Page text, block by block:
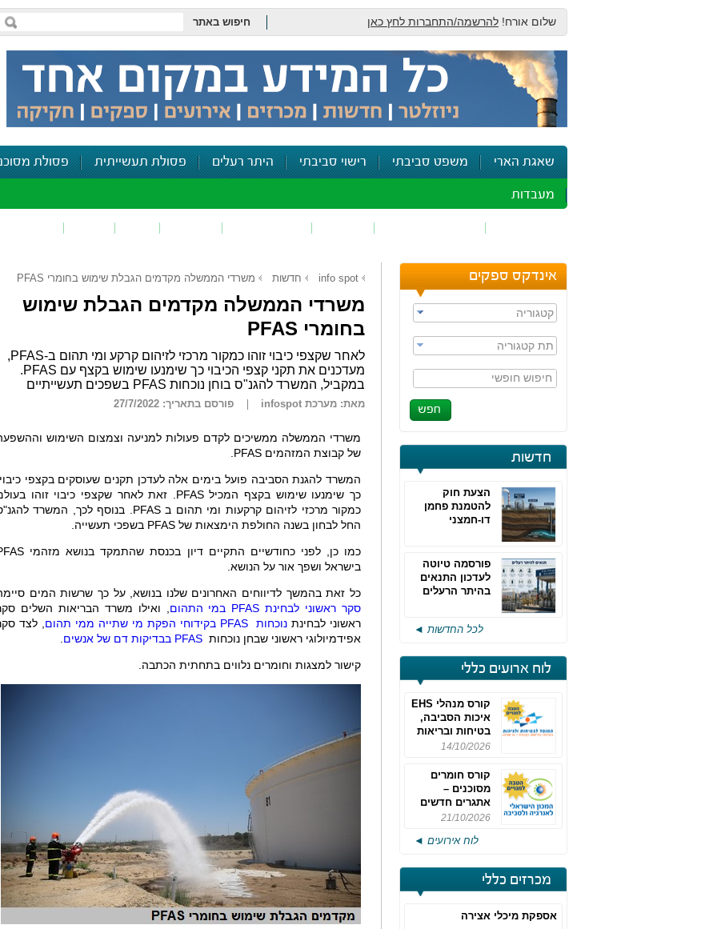
שלום אורח! להרשמה/התחברות לחץ כאן חיפוש באתר
שאגת הארי משפט סביבתי רישוי סביבתי היתר רעלים פסולת תעשייתית פסולת
מעבדות
אינדקס ספקים
קטגוריה
תת קטגוריה
חיפוש חופשי
חדשות
הצעת חוק
להטמנת פחמן
דו-חמצני
פורסמה טיוטה
לעדכון התנאים
בהיתר הרעלים
לכל החדשות ◄
לוח ארועים כללי
קורס מנהלי EHS
איכות הסביבה,
בטיחות ובריאות
תעסוקתית
14/10/2026
קורס חומרים
מסוכנים –
אתגרים חדשים
והערכות לחוק
מחזור 4
21/10/2026
לוח אירועים ◄
מכרזים כללי
אספקת מיכלי אצירה
info spot חדשות משרדי הממשלה מקדמים הגבלת שימוש בחומרי PFAS
משרדי הממשלה מקדמים הגבלת שימוש
בחומרי PFAS
לאחר שקצפי כיבוי זוהו כמקור מרכזי לזיהום קרקע ומי תהום ב-PFAS,
מעדכנים את תקני קצפי הכיבוי כך שימנעו שימוש בקצף עם PFAS.
במקביל, המשרד להגנ"ס בוחן נוכחות PFAS בשפכים תעשייתיים
מאת: מערכת infospot פורסם בתאריך: 27/7/2022
משרדי הממשלה ממשיכים לקדם פעולות למניעה וצמצום השימוש
של קבוצת המזהמים PFAS
המשרד להגנת הסביבה פועל בימים אלה לעדכן תקנים שעוסקים בקצפי
כך שימנעו שימוש בקצף המכילPFAS . זאת לאחר שקצפי כיבוי זוהו
כמקור מרכזי לזיהום קרקעות ומי תהום בPFAS . בנוסף לכך, המשרד
החל לבחון בשנה החולפת הימצאות של PFAS בשפכי תעשייה.
כמו כן, לפני כחודשיים התקיים דיון בכנסת שהתמקד בנושא מזהמי
בישראל ושפך אור על הנושא.
כל זאת בהמשך לדיווחים האחרונים שלנו בנושא, על כך שרשות המים
סקר ראשוני לבחינת PFAS במי התהום , ואילו משרד הבריאות השלים
ראשוני לבחינת נוכחות PFAS בקידוחי הפקת מי שתייה ממי תהום , לצד
אפידמיולוגי ראשוני שבחן נוכחות PFAS בבדיקות דם של אנשים
קישור למצגות וחומרים נלווים בתחתית הכתבה.